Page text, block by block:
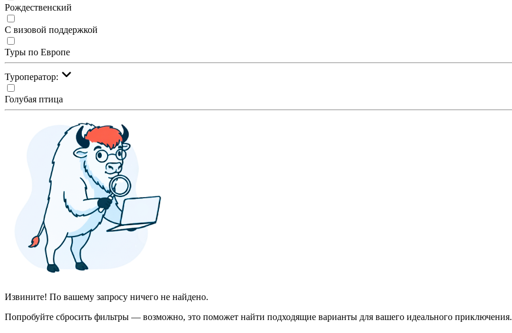
Рождественский
С визовой поддержкой
Туры по Европе
Туроператор:
Голубая птица
Извините! По вашему запросу ничего не найдено.
Попробуйте сбросить фильтры — возможно, это поможет найти подходящие варианты для вашего идеального приключения.